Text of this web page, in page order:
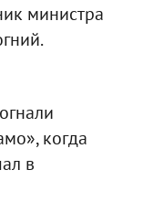
министра
когда
в